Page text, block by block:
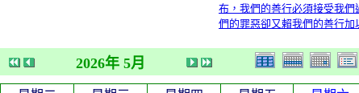
布，我們的善行必須接受我們
們的罪惡卻又賴我們的善行加
2026年 5月